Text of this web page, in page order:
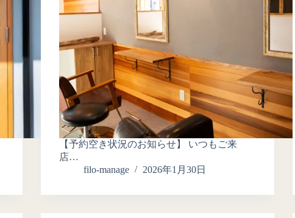
【予約空き状況のお知らせ】 いつもご来
店…
filo-manage
2026年1月30日